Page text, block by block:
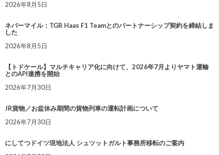
2026年8月5日
ネバーマイル：TGR Haas F1 Teamとのパートナーシップ契約を締結しま
した
2026年8月5日
【トドケール】マルチキャリア化に向けて、2026年7月よりヤマト運輸
とのAPI連携を開始
2026年7月30日
JR貨物／お盆休み期間の貨物列車の運転計画について
2026年7月30日
にしてつドイツ現地法人 シュツットガルト事務所移転のご案内